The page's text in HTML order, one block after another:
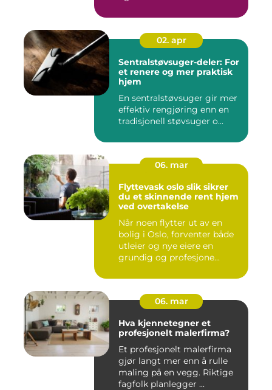
02. apr
Sentralstøvsuger-deler: For
et renere og mer praktisk
hjem
En sentralstøvsuger gir mer
effektiv rengjøring enn en
tradisjonell støvsuger o...
06. mar
Flyttevask oslo slik sikrer
du et skinnende rent hjem
ved overtakelse
Når noen flytter ut av en
bolig i Oslo, forventer både
utleier og nye eiere en
grundig og profesjone...
06. mar
Hva kjennetegner et
profesjonelt malerfirma?
Et profesjonelt malerfirma
gjør langt mer enn å rulle
maling på en vegg. Riktige
fagfolk planlegger ...